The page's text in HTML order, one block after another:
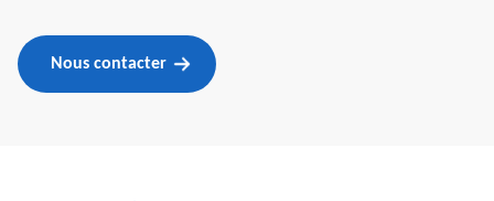
Nous contacter